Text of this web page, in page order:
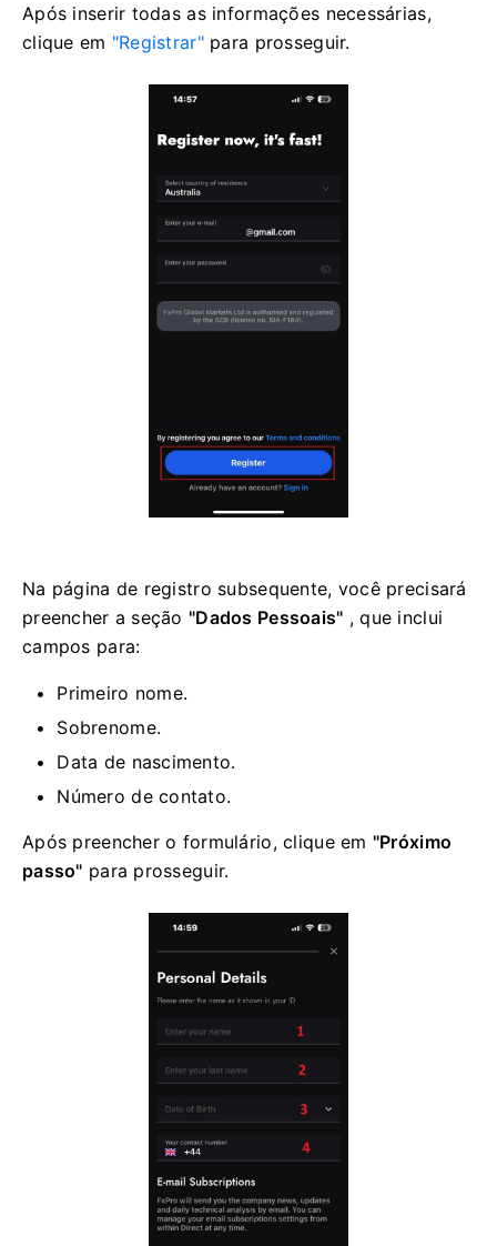
Após inserir todas as informações necessárias,
clique em "Registrar"para prosseguir.
Na página de registro subsequente, você precisará
preencher a seção "Dados Pessoais" , que inclui
campos para:
Primeiro nome.
Sobrenome.
Data de nascimento.
Número de contato.
Após preencher o formulário, clique em "Próximo
passo" para prosseguir.